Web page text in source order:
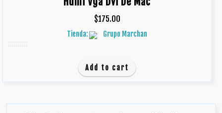
$175.00
Tienda: Grupo Marchan
Add to cart